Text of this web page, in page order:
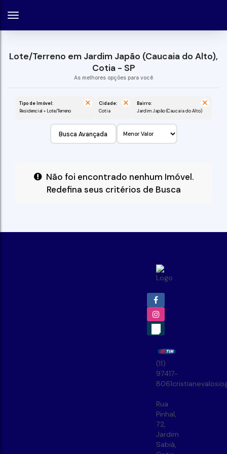
Lote/Terreno em Jardim Japão (Caucaia do Alto),
Cotia - SP
Tipo de Imóvel:
Residencial » Lote/Terreno
Cidade:
Cotia
Bairro:
Jardim Japão (Caucaia do Alto)
Busca Avançada
Não foi encontrado nenhum Imóvel.
Redefina seus critérios de Busca
(11)
97417-
8061
Rua
Pinhal,
72,
Jardim
Sabiá,